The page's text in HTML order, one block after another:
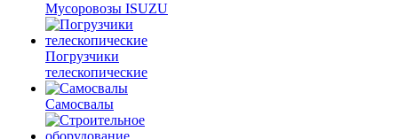
Мусоровозы ISUZU
Погрузчики
телескопические
Самосвалы